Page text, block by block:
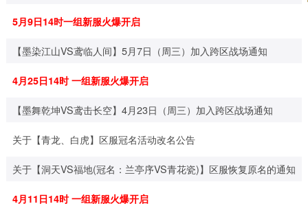
5月9日14时一组新服火爆开启
【墨染江山VS鸢临人间】5月7日（周三）加入跨区战场通知
4月25日14时 一组新服火爆开启
【墨舞乾坤VS鸢击长空】4月23日（周三）加入跨区战场通知
关于【青龙、白虎】区服冠名活动改名公告
关于【洞天VS福地(冠名：兰亭序VS青花瓷)】区服恢复原名的通知
4月11日14时 一组新服火爆开启